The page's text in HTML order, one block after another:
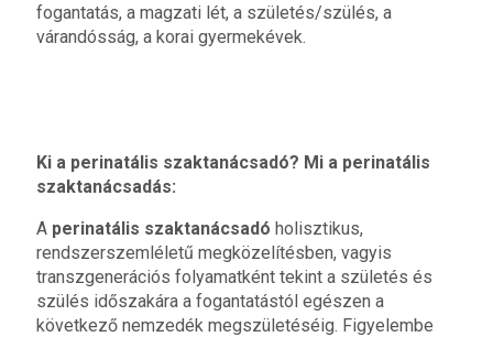
fogantatás, a magzati lét, a születés/szülés, a
várandósság, a korai gyermekévek.
Ki a perinatális szaktanácsadó? Mi a perinatális
szaktanácsadás:
A perinatális szaktanácsadó holisztikus,
rendszerszemléletű megközelítésben, vagyis
transzgenerációs folyamatként tekint a születés és
szülés időszakára a fogantatástól egészen a
következő nemzedék megszületéséig. Figyelembe